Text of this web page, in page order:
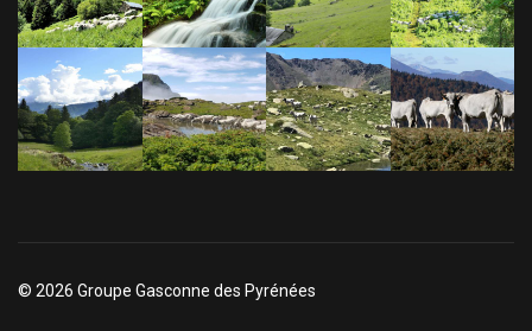
© 2026 Groupe Gasconne des Pyrénées